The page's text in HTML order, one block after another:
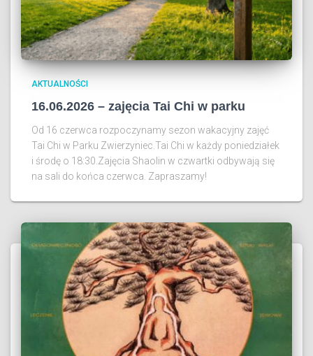
AKTUALNOŚCI
16.06.2026 – zajęcia Tai Chi w parku
Od 16 czerwca rozpoczynamy sezon wakacyjny zajęć
Tai Chi w Parku Zwierzyniec.Tai Chi w każdy poniedziałek
i środę o 18:30.Zajęcia Shaolin w czwartki odbywają się
na sali do końca czerwca. Zapraszamy!